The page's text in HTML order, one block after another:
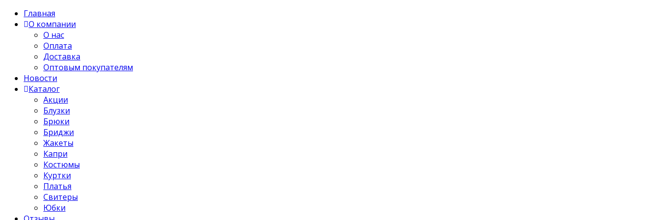
Главная
О компании
О нас
Оплата
Доставка
Оптовым покупателям
Новости
Каталог
Акции
Блузки
Брюки
Бриджи
Жакеты
Капри
Костюмы
Куртки
Платья
Свитеры
Юбки